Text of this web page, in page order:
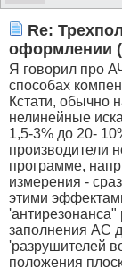
Re:
оформлении
Я говорил про
способах
Кстати, обычно
нелинейные
1,5-3% до 20-
производители
программе,
измерения -
этими
заполнения АС
'разрушителей
положения